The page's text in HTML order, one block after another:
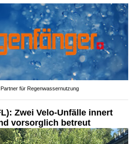
für Regenwassernutzung
Zwei Velo-Unfälle innert
vorsorglich betreut